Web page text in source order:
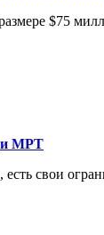
$75
МРТ
свои